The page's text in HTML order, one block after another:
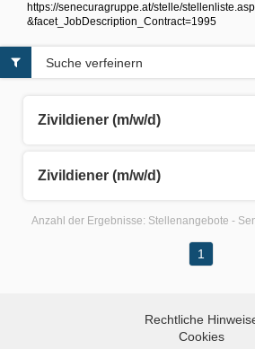
https://senecuragruppe.at/stelle/
&facet_JobDescription_Contract=1995
Zivildiener (m/w/d)
Zivildiener (m/w/d)
Suche verfeinern
Anzahl der Ergebnisse: Stellenangebote -
1
Rechtliche
Cookies